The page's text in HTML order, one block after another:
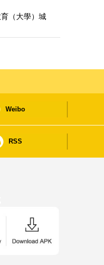
（大學）城
Weibo
RSS